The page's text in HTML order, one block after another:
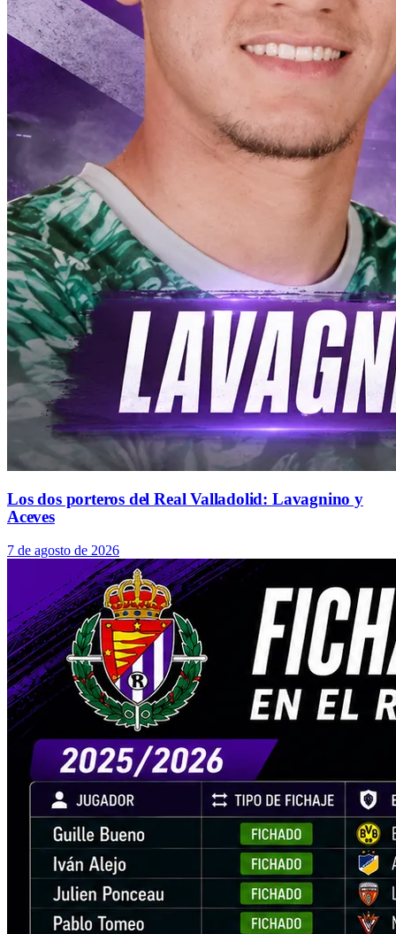
Los dos porteros del Real Valladolid: Lavagnino y
Aceves
7 de agosto de 2026